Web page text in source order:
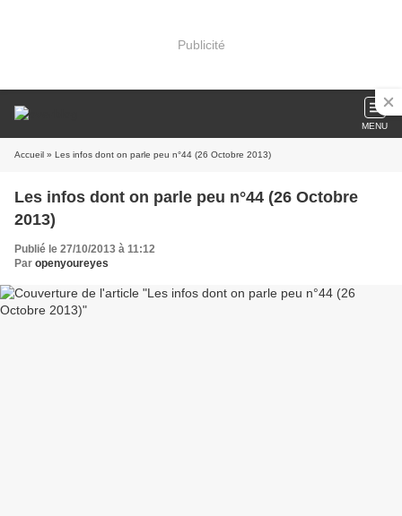
Publicité
MENU
Accueil » Les infos dont on parle peu n°44 (26 Octobre 2013)
Les infos dont on parle peu n°44 (26 Octobre
2013)
Publié le 27/10/2013 à 11:12
Par openyoureyes